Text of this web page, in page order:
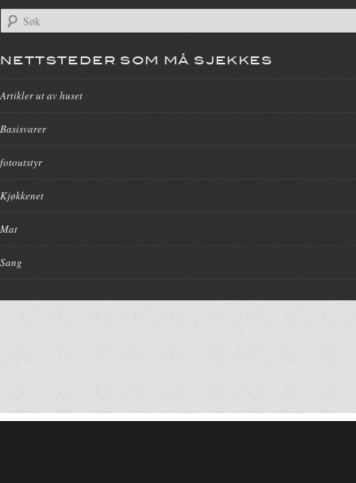
NETTSTEDER SOM MÅ SJEKKES
Artikler ut av huset
Basisvarer
fotoutstyr
Kjøkkenet
Mat
Sang